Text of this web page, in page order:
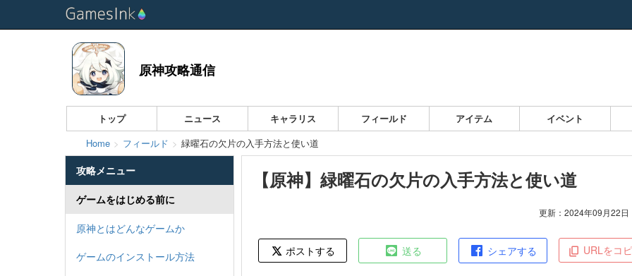
原神攻略通信
トップ ニュース キャラリス フィールド アイテム
イベント
Home
フィールド 緑曜石の欠片の入手方法と使い道
攻略メニュー
ゲームをはじめる前に
原神とはどんなゲームか
ゲームのインストール方法
【原神】緑曜石の欠片の入手方法と使い道
更新：2024年09月22日
ポストする 送る シェアする URLをコ